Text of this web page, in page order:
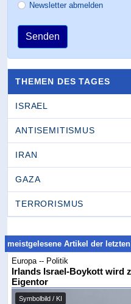
Newsletter abmelden
Senden
THEMEN DES TAGES
ISRAEL
ANTISEMITISMUS
IRAN
GAZA
TERRORISMUS
meistgelesene Artikel der letzten
Europa -- Politik
Irlands Israel-Boykott wird
Eigentor
Symbolbild / KI